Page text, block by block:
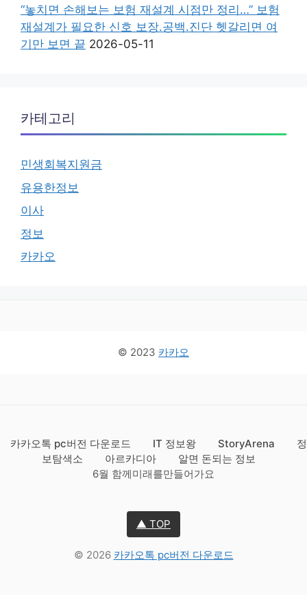
“놓치면 손해보는 보험 재설계 시점만 정리…” 보험
재설계가 필요한 신호 보장.공백.진단 헷갈리면 여
기만 보면 끝 2026-05-11
카테고리
민생회복지원금
유용한정보
이사
정보
카카오
© 2023 카카오
카카오톡 pc버전 다운로드 IT 정보왕 StoryArena
정
보탐색소
아르카디아
알면 돈되는 정보
6월 함께미래를만들어가요
▲ TOP
© 2026 카카오톡 pc버전 다운로드